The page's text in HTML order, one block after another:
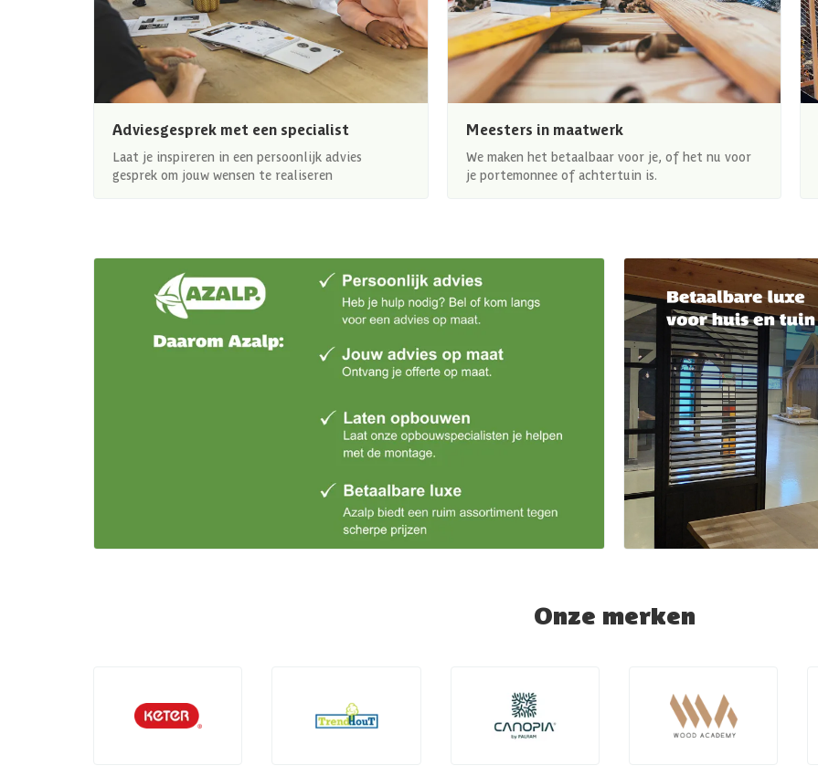
Adviesgesprek met een specialist
Laat je inspireren in een persoonlijk advies
gesprek om jouw wensen te realiseren
Meesters in maatwerk
We maken het betaalbaar voor je, of het nu voor
je portemonnee of achtertuin is.
Onze merken